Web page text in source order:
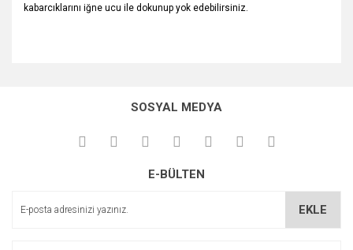
kabarcıklarını iğne ucu ile dokunup yok edebilirsiniz.
kullanarak tarafımıza iletebilirsiniz.
Görüş ve önerileriniz için teşekkür ederiz.
Ürün açıklamasında eksik bilgiler bulunuyor.
SOSYAL MEDYA
E-BÜLTEN
EKLE